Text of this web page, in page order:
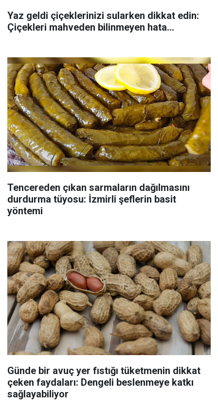
Yaz geldi çiçeklerinizi sularken dikkat edin:
Çiçekleri mahveden bilinmeyen hata...
Tencereden çıkan sarmaların dağılmasını
durdurma tüyosu: İzmirli şeflerin basit
yöntemi
Günde bir avuç yer fıstığı tüketmenin dikkat
çeken faydaları: Dengeli beslenmeye katkı
sağlayabiliyor